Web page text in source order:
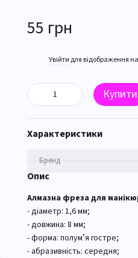
55 грн
Увійти для відображення
Купити
Характеристики
Бренд
Опис
Алмазна фреза для
- діаметр: 1,6 мм;
- довжина: 8 мм;
- форма: полумʼя гостре;
- абразивність: середня;